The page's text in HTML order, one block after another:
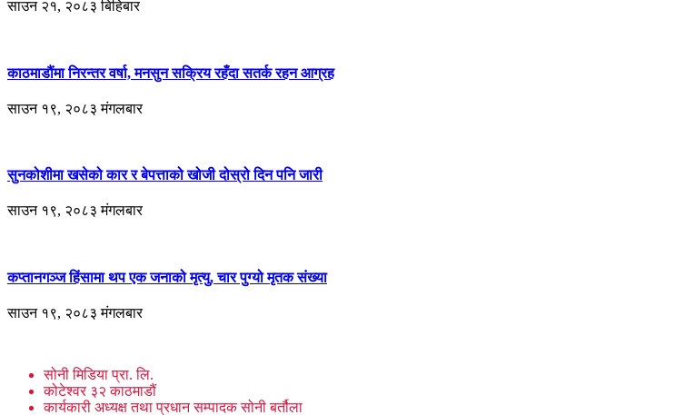
साउन २१, २०८३ बिहिबार
काठमाडौंमा निरन्तर वर्षा, मनसुन सक्रिय रहँदा सतर्क रहन आग्रह
साउन १९, २०८३ मंगलबार
सुनकोशीमा खसेको कार र बेपत्ताको खोजी दोस्रो दिन पनि जारी
साउन १९, २०८३ मंगलबार
कप्तानगञ्ज हिंसामा थप एक जनाको मृत्यु, चार पुग्यो मृतक संख्या
साउन १९, २०८३ मंगलबार
सोनी मिडिया प्रा. लि.
कोटेश्वर ३२ काठमाडौं
कार्यकारी अध्यक्ष तथा प्रधान सम्पादक सोनी बर्तौला